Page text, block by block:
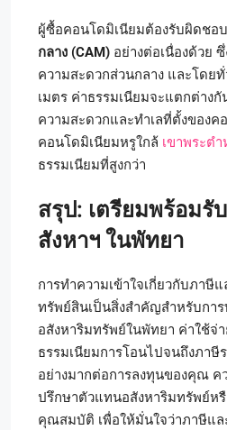
ผู้ซื้อคอนโดมิเนียมต้องรับผิดชอบ
กลาง (CAM) อย่างต่อเนื่องด้วย
ความสะดวกส่วนกลาง และโดย
เมตร ค่าธรรมเนียมจะแตกต่าง
ความสะดวกและทำเลที่ตั้งของค
คอนโดมิเนียมหรูใกล้ เขาพระต
ธรรมเนียมที่สูงกว่า
สรุป: เตรียมพร้อมรั
สังหาฯ ในพัทยา
การทำความเข้าใจเกี่ยวกับภาษี
ทรัพย์สินเป็นสิ่งสำคัญสำหรับการ
อสังหาริมทรัพย์ในพัทยา ค่าใช้จ่
ธรรมเนียมการโอนไปจนถึงภาษี
อย่างมากต่อการลงทุนของคุณ ค
ปรึกษาตัวแทนอสังหาริมทรัพย์ห
คุณสมบัติ เพื่อให้มั่นใจว่าภาษีแล